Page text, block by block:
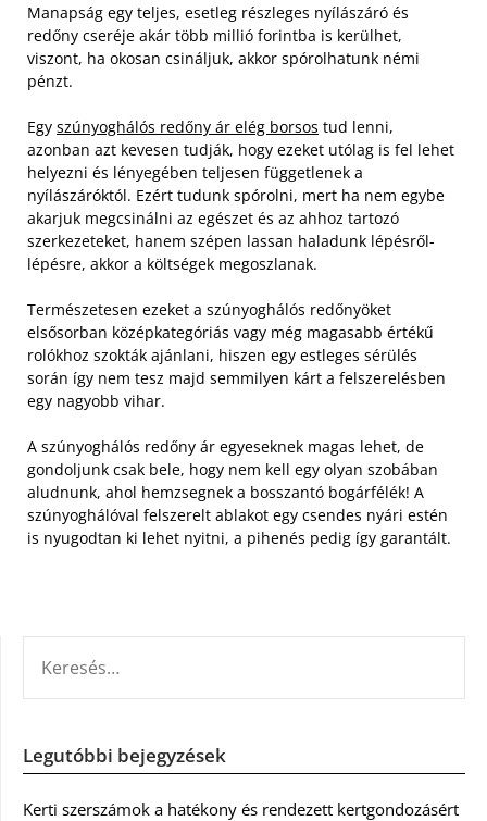
Manapság egy teljes, esetleg részleges nyílászáró és
redőny cseréje akár több millió forintba is kerülhet,
viszont, ha okosan csináljuk, akkor spórolhatunk némi
pénzt.
Egy szúnyoghálós redőny ár elég borsos tud lenni,
azonban azt kevesen tudják, hogy ezeket utólag is fel lehet
helyezni és lényegében teljesen függetlenek a
nyílászáróktól. Ezért tudunk spórolni, mert ha nem egybe
akarjuk megcsinálni az egészet és az ahhoz tartozó
szerkezeteket, hanem szépen lassan haladunk lépésről-
lépésre, akkor a költségek megoszlanak.
Természetesen ezeket a szúnyoghálós redőnyöket
elsősorban középkategóriás vagy még magasabb értékű
rolókhoz szokták ajánlani, hiszen egy estleges sérülés
során így nem tesz majd semmilyen kárt a felszerelésben
egy nagyobb vihar.
A szúnyoghálós redőny ár egyeseknek magas lehet, de
gondoljunk csak bele, hogy nem kell egy olyan szobában
aludnunk, ahol hemzsegnek a bosszantó bogárfélék! A
szúnyoghálóval felszerelt ablakot egy csendes nyári estén
is nyugodtan ki lehet nyitni, a pihenés pedig így garantált.
Legutóbbi bejegyzések
Kerti szerszámok a hatékony és rendezett kertgondozásért